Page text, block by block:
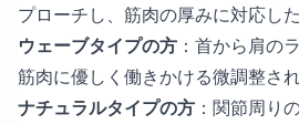
プローチし、筋肉の厚みに対応し
ウェーブタイプの方 ：首から肩の
筋肉に優しく働きかける微調整さ
ナチュラルタイプの方 ：関節周り